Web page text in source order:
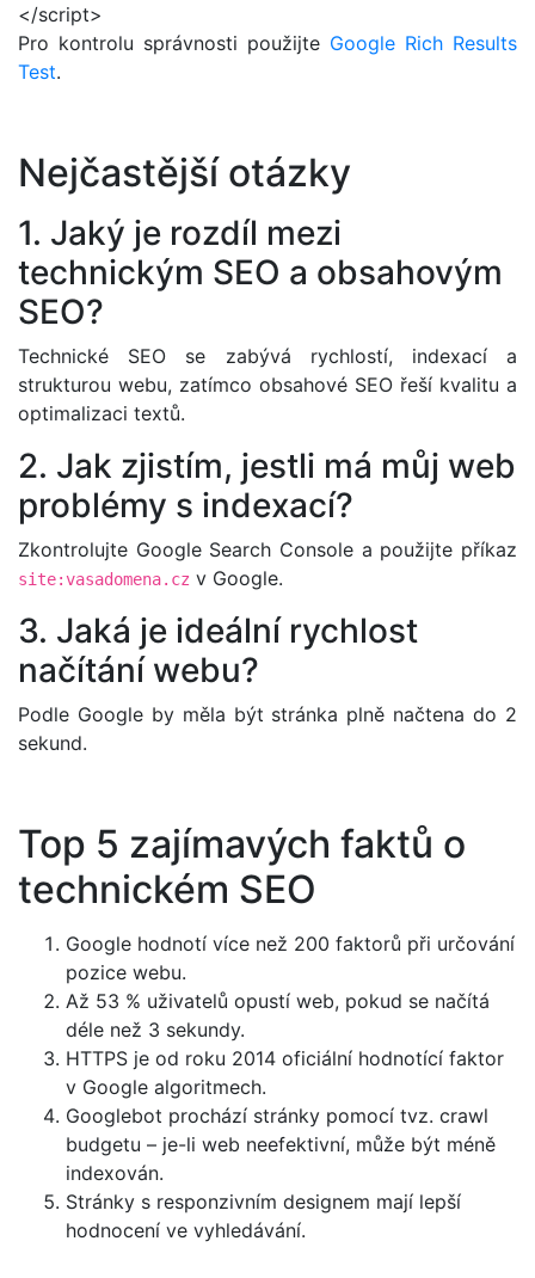
</script>
Pro kontrolu správnosti použijte Google Rich Results
Test.
Nejčastější otázky
1. Jaký je rozdíl mezi
technickým SEO a obsahovým
SEO?
Technické SEO se zabývá rychlostí, indexací a
strukturou webu, zatímco obsahové SEO řeší kvalitu a
optimalizaci textů.
2. Jak zjistím, jestli má můj web
problémy s indexací?
Zkontrolujte Google Search Console a použijte příkaz
site:vasadomena.cz v Google.
3. Jaká je ideální rychlost
načítání webu?
Podle Google by měla být stránka plně načtena do 2
sekund.
Top 5 zajímavých faktů o
technickém SEO
Google hodnotí více než 200 faktorů při určování
pozice webu.
Až 53 % uživatelů opustí web, pokud se načítá
déle než 3 sekundy.
HTTPS je od roku 2014 oficiální hodnotící faktor
v Google algoritmech.
Googlebot prochází stránky pomocí tvz. crawl
budgetu – je-li web neefektivní, může být méně
indexován.
Stránky s responzivním designem mají lepší
hodnocení ve vyhledávání.